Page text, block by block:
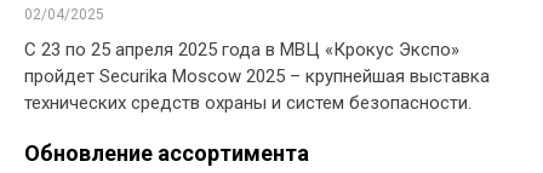
02/04/2025
С 23 по 25 апреля 2025 года в МВЦ «Крокус Экспо»
пройдет Securika Moscow 2025 – крупнейшая выставка
технических средств охраны и систем безопасности.
Обновление ассортимента